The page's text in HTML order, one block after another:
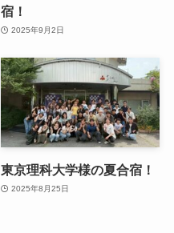
宿！
2025年9月2日
東京理科大学様の夏合宿！
2025年8月25日